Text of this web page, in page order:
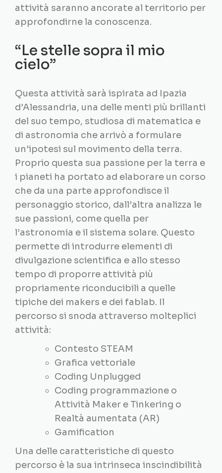
attività saranno ancorate al territorio per
approfondirne la conoscenza.
“Le stelle sopra il mio
cielo”
Questa attività sarà ispirata ad Ipazia
d’Alessandria, una delle menti più brillanti
del suo tempo, studiosa di matematica e
di astronomia che arrivò a formulare
un’ipotesi sul movimento della terra.
Proprio questa sua passione per la terra e
i pianeti ha portato ad elaborare un corso
che da una parte approfondisce il
personaggio storico, dall’altra analizza le
sue passioni, come quella per
l’astronomia e il sistema solare. Questo
permette di introdurre elementi di
divulgazione scientifica e allo stesso
tempo di proporre attività più
propriamente riconducibili a quelle
tipiche dei makers e dei fablab. Il
percorso si snoda attraverso molteplici
attività:
Contesto STEAM
Grafica vettoriale
Coding Unplugged
Coding programmazione o
Attività Maker e Tinkering o
Realtà aumentata (AR)
Gamification
Una delle caratteristiche di questo
percorso è la sua intrinseca inscindibilità